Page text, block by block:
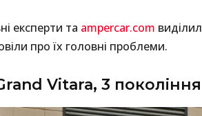
експерти та ampercar.com
про їх головні проблеми.
Vitara, 3 покоління